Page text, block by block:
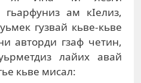
гьарфуниз ам кIелиз,
гузвай кьве-кьве
авторди гзаф четин,
лайих авай
кьве мисал: